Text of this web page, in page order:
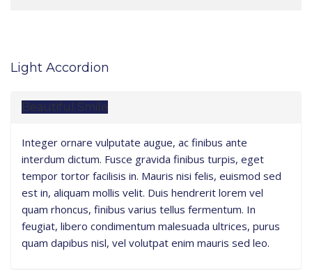
Light Accordion
Beautiful Smile
Integer ornare vulputate augue, ac finibus ante
interdum dictum. Fusce gravida finibus turpis, eget
tempor tortor facilisis in. Mauris nisi felis, euismod sed
est in, aliquam mollis velit. Duis hendrerit lorem vel
quam rhoncus, finibus varius tellus fermentum. In
feugiat, libero condimentum malesuada ultrices, purus
quam dapibus nisl, vel volutpat enim mauris sed leo.